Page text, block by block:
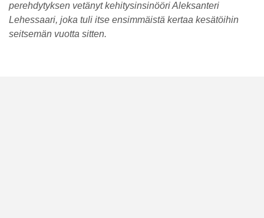
perehdytyksen vetänyt kehitysinsinööri Aleksanteri
Lehessaari, joka tuli itse ensimmäistä kertaa kesätöihin
seitsemän vuotta sitten.